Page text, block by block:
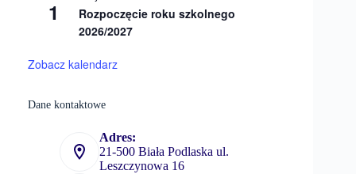
1
Rozpoczęcie roku szkolnego
2026/2027
Zobacz kalendarz
Dane kontaktowe
Adres:
21-500 Biała Podlaska ul.
Leszczynowa 16